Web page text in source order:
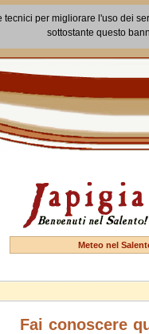
tecnici per migliorare l'uso dei
sottostante questo
Meteo nel
Fai conoscere